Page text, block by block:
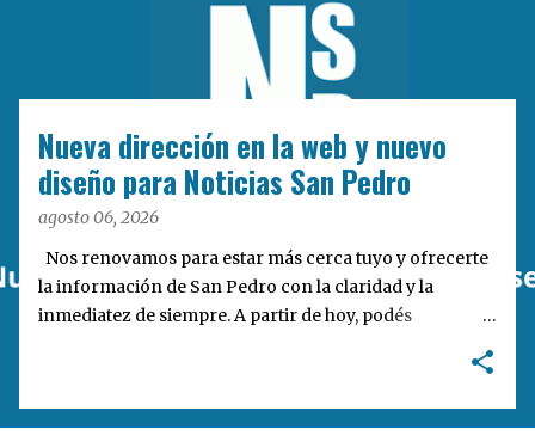
Nueva dirección en la web y nuevo
diseño para Noticias San Pedro
agosto 06, 2026
Nos renovamos para estar más cerca tuyo y ofrecerte
la información de San Pedro con la claridad y la
inmediatez de siempre. A partir de hoy, podés
Desarrollamos una interfaz más ágil, moderna e